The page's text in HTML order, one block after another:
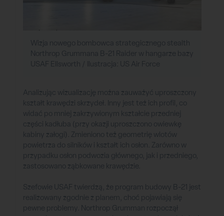
Analizując wizualizację można zauważyć uproszczony
kształt krawędzi skrzydeł. Inny jest też ich profil, co
widać po mniej zakrzywionym kształcie przedniej
części kadłuba (przy okazji uproszczono owiewkę
kabiny załogi). Zmieniono też geometrię wlotów
powietrza do silników i kształt ich osłon. Zarówno w
przypadku osłon podwozia głównego, jak i przedniego,
zastosowano ząbkowane krawędzie.
Szefowie USAF twierdzą, że program budowy B-21 jest
realizowany zgodnie z planem, choć pojawiają się
pewne problemy. Northrop Grumman rozpoczął